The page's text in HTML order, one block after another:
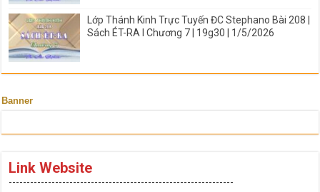
Lớp Thánh Kinh Trực Tuyến ĐC Stephano Bài 208 |
Sách ÉT-RA I Chương 7 | 19g30 | 1/5/2026
Banner
Link Website
---------------------------------------------------------------